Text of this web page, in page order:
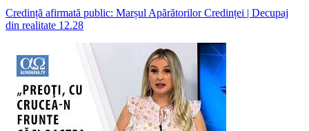
Credință afirmată public: Marșul Apărătorilor Credinței | Decupaj
din realitate 12.28